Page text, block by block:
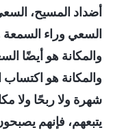
أضداد المسيح،
السعي وراء السمعة
والمكانة هو أيضًا
والمكانة هو اكتساب
شهرة ولا ربحًا ولا
يتبعهم، فإنهم